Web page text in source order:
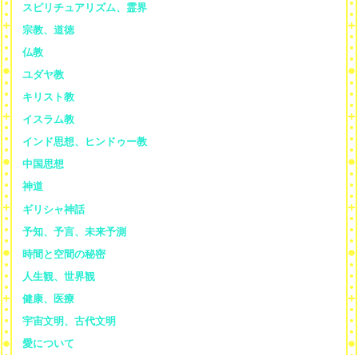
スピリチュアリズム、霊界
宗教、道徳
仏教
ユダヤ教
キリスト教
イスラム教
インド思想、ヒンドゥー教
中国思想
神道
ギリシャ神話
予知、予言、未来予測
時間と空間の秘密
人生観、世界観
健康、医療
宇宙文明、古代文明
愛について